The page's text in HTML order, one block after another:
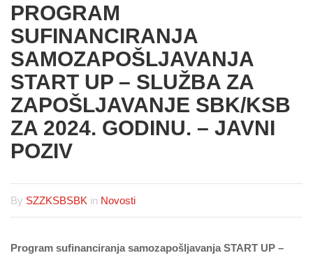
PROGRAM
SUFINANCIRANJA
SAMOZAPOŠLJAVANJA
START UP – SLUŽBA ZA
ZAPOŠLJAVANJE SBK/KSB
ZA 2024. GODINU. – JAVNI
POZIV
By SZZKSBSBK in Novosti
Program sufinanciranja samozapošljavanja START UP –